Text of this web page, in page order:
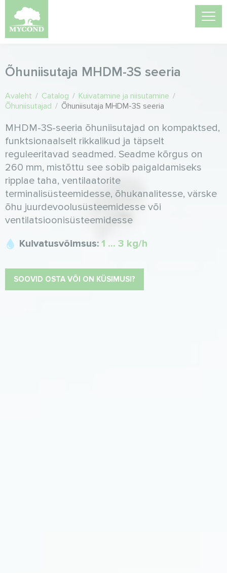
Õhuniisutaja MHDM-3S seeria
Avaleht / Catalog / Kuivatamine ja niisutamine /
Õhuniisutajad / Õhuniisutaja MHDM-3S seeria
MHDM-3S-seeria õhuniisutajad on kompaktsed,
funktsionaalselt rikkalikud ja täpselt
reguleeritavad seadmed. Seadme kõrgus on
260 mm, mistõttu see sobib paigaldamiseks
ripplae taha, ventilaatorite
terminalisüsteemidesse, õhukanalitesse, värske
õhu juurdevoolusüsteemidesse või
ventilatsioonisüsteemidesse
Kuivatusvõimsus: 1 ... 3 kg/h
SOOVID OSTA VÕI ON KÜSIMUSI?